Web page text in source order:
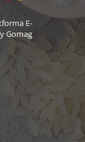
E-
Gomag